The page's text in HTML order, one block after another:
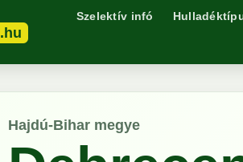
.hu
Szelektív infó
Hajdú-Bihar megye